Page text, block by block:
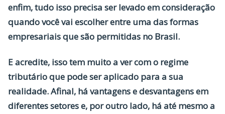
enfim, tudo isso precisa ser levado em consideração
quando você vai escolher entre uma das formas
empresariais que são permitidas no Brasil.
E acredite, isso tem muito a ver com o regime
tributário que pode ser aplicado para a sua
realidade. Afinal, há vantagens e desvantagens em
diferentes setores e, por outro lado, há até mesmo a